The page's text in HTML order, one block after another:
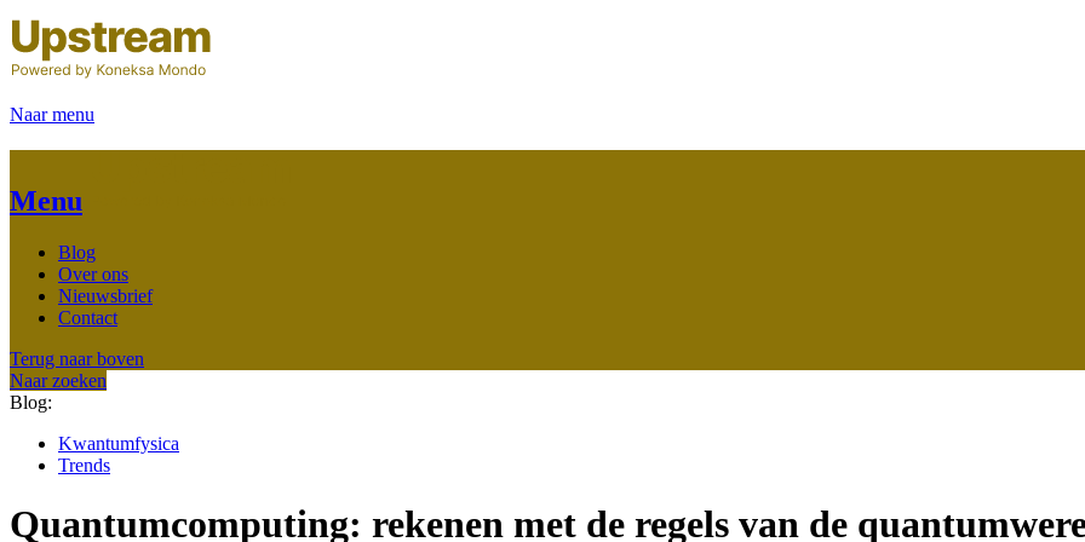
Naar menu
Menu
Blog
Over ons
Nieuwsbrief
Contact
Terug naar boven
Naar zoeken
Blog:
Kwantumfysica
Trends
Quantumcomputing: rekenen met de regels van de